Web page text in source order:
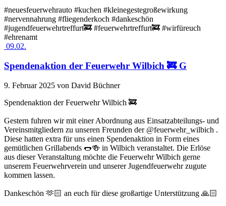
#neuesfeuerwehrauto #kuchen #kleinegestegroßewirkung
#nervennahrung #fliegenderkoch #dankeschön
#jugendfeuerwehrtreffurt🚒 #feuerwehrtreffurt🚒 #wirfüreuch
#ehrenamt
09.02.
Spendenaktion der Feuerwehr Wilbich 🚒 G
9. Februar 2025 von David Büchner
Spendenaktion der Feuerwehr Wilbich 🚒
Gestern fuhren wir mit einer Abordnung aus Einsatzabteilungs- und
Vereinsmitgliedern zu unseren Freunden der @feuerwehr_wilbich .
Diese hatten extra für uns einen Spendenaktion in Form eines
gemütlichen Grillabends 🌭🍻 in Wilbich veranstaltet. Die Erlöse
aus dieser Veranstaltung möchte die Feuerwehr Wilbich gerne
unserem Feuerwehrverein und unserer Jugendfeuerwehr zugute
kommen lassen.
Dankeschön 🫶🏻 an euch für diese großartige Unterstützung 🙏🏻